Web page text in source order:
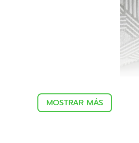
MOSTRAR MÁS